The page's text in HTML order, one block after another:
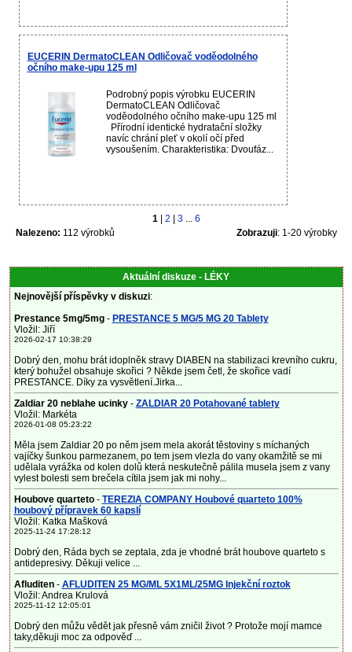
EUCERIN DermatoCLEAN Odličovač voděodolného
očního make-upu 125 ml
Podrobný popis výrobku EUCERIN
DermatoCLEAN Odličovač
voděodolného očního make-upu 125 ml
Přírodní identické hydratační složky
navíc chrání pleť v okolí očí před
vysoušením. Charakteristika: Dvoufáz...
1 2 3... 6
Nalezeno: 112 výrobků Zobrazuji: 1-20 výrobky
Aktuální diskuze - LÉKY
Nejnovější příspěvky v diskuzi:
Prestance 5mg/5mg- PRESTANCE 5 MG/5 MG 20 Tablety
Vložil: Jiří
2026-02-17 10:38:29
Dobrý den, mohu brát idoplněk stravy DIABEN na stabilizaci krevního cukru,
který bohužel obsahuje skořici ? Někde jsem četl, že skořice vadí
PRESTANCE. Díky za vysvětlení.Jirka...
Zaldiar 20 neblahe ucinky- ZALDIAR 20 Potahované tablety
Vložil: Markéta
2026-01-08 05:23:22
Měla jsem Zaldiar 20 po něm jsem mela akorát těstoviny s míchaných
vajíčky šunkou parmezanem, po tem jsem vlezla do vany okamžitě se mi
udělala vyrážka od kolen dolů která neskutečně pálila musela jsem z vany
vylest bolesti sem brečela cítila jsem jak mi nohy...
Houbove quarteto- TEREZIA COMPANY Houbové quarteto 100%
houbový přípravek 60 kapslí
Vložil: Katka Mašková
2025-11-24 17:28:12
Dobrý den, Ráda bych se zeptala, zda je vhodné brát houbove quarteto s
antidepresivy. Děkuji velice ...
Afluditen- AFLUDITEN 25 MG/ML 5X1ML/25MG Injekční roztok
Vložil: Andrea Krulová
2025-11-12 12:05:01
Dobrý den můžu vědět jak přesně vám zničil život ? Protože mojí mamce
taky,děkuji moc za odpověď ...